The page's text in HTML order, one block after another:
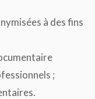
à des fins
;